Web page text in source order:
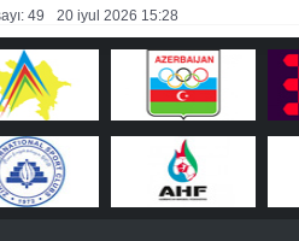
49 20 i̇yul 2026 15:28